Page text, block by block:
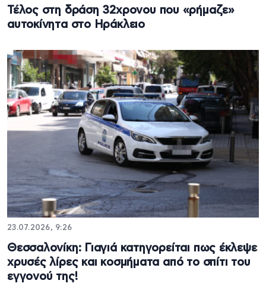
Τέλος στη δράση 32χρονου που «ρήμαζε»
αυτοκίνητα στο Ηράκλειο
23.07.2026, 9:26
Θεσσαλονίκη: Γιαγιά κατηγορείται πως έκλεψε
χρυσές λίρες και κοσμήματα από το σπίτι του
εγγονού της!